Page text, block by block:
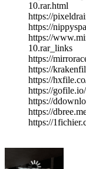
10.rar.html
https://
https://
https://
10.rar_links
https://
https://
https://
https://
https://
https://
https://